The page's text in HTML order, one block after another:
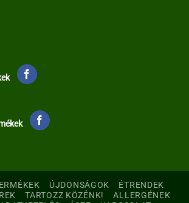
ÚJDONSÁGOK
ÉTRENDEK
TARTOZZ KÖZÉNK!
ALLERGÉNEK